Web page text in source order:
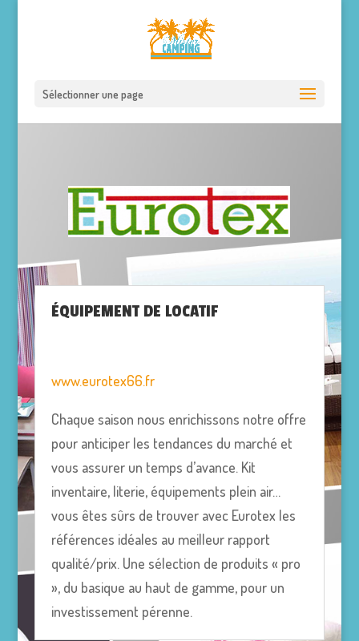
Sélectionner une page
ÉQUIPEMENT DE LOCATIF
www.eurotex66.fr
Chaque saison nous enrichissons notre offre
pour anticiper les tendances du marché et
vous assurer un temps d’avance. Kit
inventaire, literie, équipements plein air…
vous êtes sûrs de trouver avec Eurotex les
références idéales au meilleur rapport
qualité/prix. Une sélection de produits « pro
», du basique au haut de gamme, pour un
investissement pérenne.